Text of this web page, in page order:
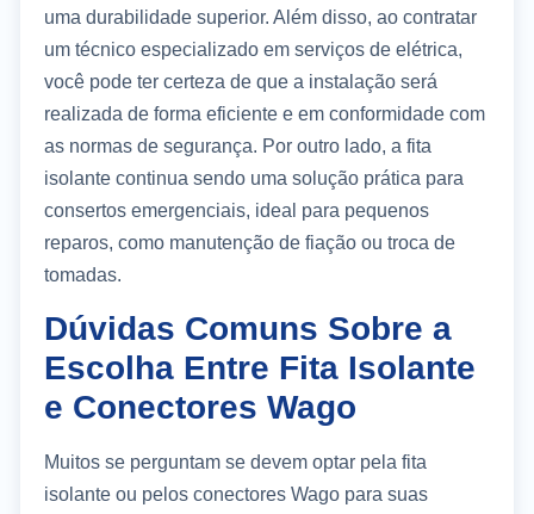
uma durabilidade superior. Além disso, ao contratar
um técnico especializado em serviços de elétrica,
você pode ter certeza de que a instalação será
realizada de forma eficiente e em conformidade com
as normas de segurança. Por outro lado, a fita
isolante continua sendo uma solução prática para
consertos emergenciais, ideal para pequenos
reparos, como manutenção de fiação ou troca de
tomadas.
Dúvidas Comuns Sobre a
Escolha Entre Fita Isolante
e Conectores Wago
Muitos se perguntam se devem optar pela fita
isolante ou pelos conectores Wago para suas